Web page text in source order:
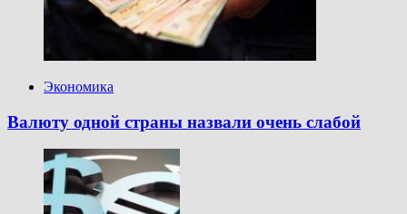
Экономика
Валюту одной страны назвали очень слабой